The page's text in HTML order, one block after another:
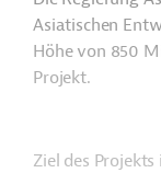
Asiatischen
Höhe von 850
Projekt.
Ziel des